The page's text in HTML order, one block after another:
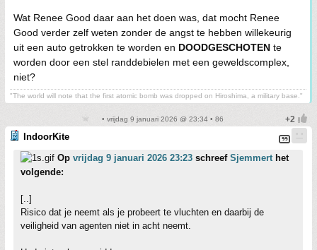
Wat Renee Good daar aan het doen was, dat mocht Renee
Good verder zelf weten zonder de angst te hebben willekeurig
uit een auto getrokken te worden en DOODGESCHOTEN te
worden door een stel randdebielen met een geweldscomplex,
niet?
"The world will note that the first atomic bomb was dropped on Hiroshima, a military base."
• vrijdag 9 januari 2026 @ 23:34 • 86
IndoorKite
Op vrijdag 9 januari 2026 23:23 schreef Sjemmerthet
volgende:
[..]
Risico dat je neemt als je probeert te vluchten en daarbij de
veiligheid van agenten niet in acht neemt.